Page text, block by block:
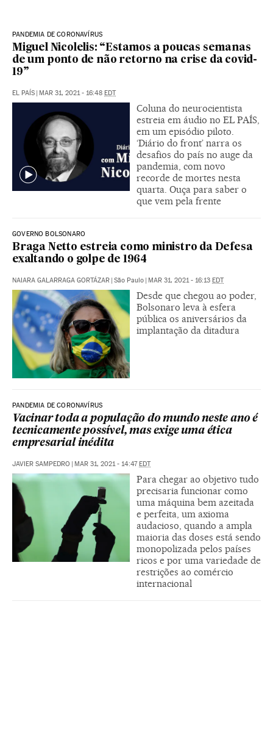
PANDEMIA DE CORONAVÍRUS
Miguel Nicolelis: “Estamos a poucas semanas
de um ponto de não retorno na crise da covid-
19”
EL PAÍS MAR 31, 2021 - 16:48 EDT
Coluna do neurocientista
estreia em áudio no EL PAÍS,
em um episódio piloto.
‘Diário do front’ narra os
desafios do país no auge da
pandemia, com novo
recorde de mortes nesta
quarta. Ouça para saber o
que vem pela frente
GOVERNO BOLSONARO
Braga Netto estreia como ministro da Defesa
exaltando o golpe de 1964
NAIARA GALARRAGA GORTÁZAR São Paulo MAR 31, 2021 - 16:13 EDT
Desde que chegou ao poder,
Bolsonaro leva à esfera
pública os aniversários da
implantação da ditadura
PANDEMIA DE CORONAVÍRUS
Vacinar toda a população do mundo neste ano é
tecnicamente possível, mas exige uma ética
empresarial inédita
JAVIER SAMPEDRO MAR 31, 2021 - 14:47 EDT
Para chegar ao objetivo tudo
precisaria funcionar como
uma máquina bem azeitada
e perfeita, um axioma
audacioso, quando a ampla
maioria das doses está sendo
monopolizada pelos países
ricos e por uma variedade de
restrições ao comércio
internacional